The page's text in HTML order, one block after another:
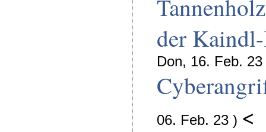
der
Don, 16. Feb. 23
06. Feb. 23 ) <